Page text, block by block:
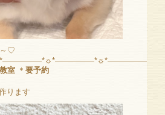
～♡
室 ＊要予約
ります